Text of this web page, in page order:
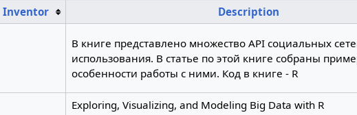
Inventor
Description
В книге представлено множество API социальных
использования. В статье по этой книге собраны
особенности работы с ними. Код в книге - R
Exploring, Visualizing, and Modeling Big Data with R